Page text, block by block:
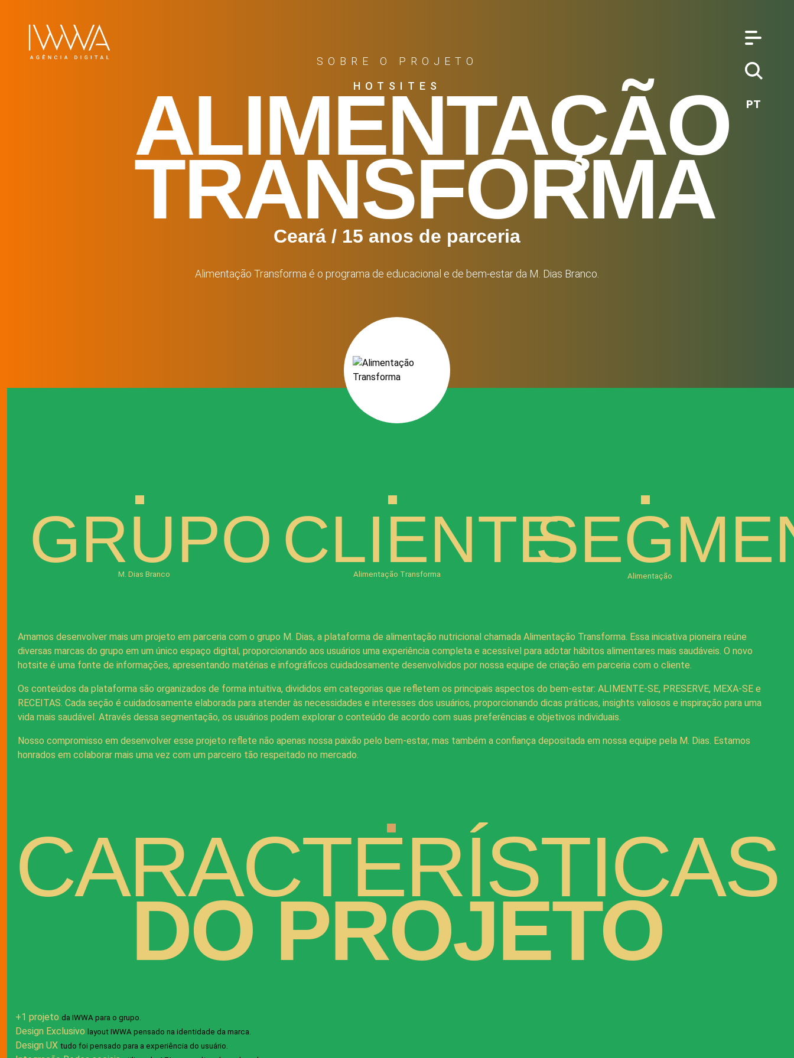
PT
SOBRE O PROJETO
HOTSITES
ALIMENTAÇÃO
TRANSFORMA
Ceará / 15 anos de parceria
Alimentação Transforma é o programa de educacional e de bem-estar da M. Dias Branco.
GRUPO
M. Dias Branco CLIENTE
Alimentação Transforma Alimentação
Amamos desenvolver mais um projeto em parceria com o grupo M. Dias, a plataforma de alimentação nutricional chamada Alimentação Transforma. Essa iniciativa pioneira reúne
diversas marcas do grupo em um único espaço digital, proporcionando aos usuários uma experiência completa e acessível para adotar hábitos alimentares mais saudáveis. O novo
hotsite é uma fonte de informações, apresentando matérias e infográficos cuidadosamente desenvolvidos por nossa equipe de criação em parceria com o cliente.
Os conteúdos da plataforma são organizados de forma intuitiva, divididos em categorias que refletem os principais aspectos do bem-estar: ALIMENTE-SE, PRESERVE, MEXA-SE e
RECEITAS. Cada seção é cuidadosamente elaborada para atender às necessidades e interesses dos usuários, proporcionando dicas práticas, insights valiosos e inspiração para uma
vida mais saudável. Através dessa segmentação, os usuários podem explorar o conteúdo de acordo com suas preferências e objetivos individuais.
Nosso compromisso em desenvolver esse projeto reflete não apenas nossa paixão pelo bem-estar, mas também a confiança depositada em nossa equipe pela M. Dias. Estamos
honrados em colaborar mais uma vez com um parceiro tão respeitado no mercado.
CARACTERÍSTICAS
DO PROJETO
+1 projeto da IWWA para o grupo.
Design Exclusivo layout IWWA pensado na identidade da marca.
Design UX tudo foi pensado para a experiência do usuário.